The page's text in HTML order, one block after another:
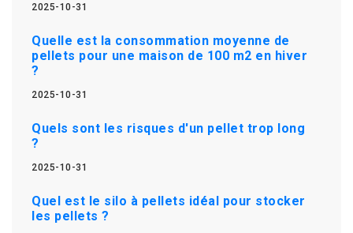
2025-10-31
Quelle est la consommation moyenne de
pellets pour une maison de 100 m2 en hiver
?
2025-10-31
Quels sont les risques d'un pellet trop long
?
2025-10-31
Quel est le silo à pellets idéal pour stocker
les pellets ?